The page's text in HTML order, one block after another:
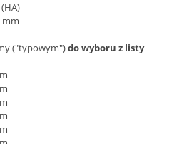
mm
("typowym")do wyboru z listy